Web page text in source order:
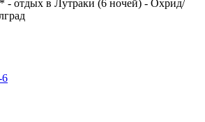
- отдых в Лутраки (6 ночей) - Охрид/
6